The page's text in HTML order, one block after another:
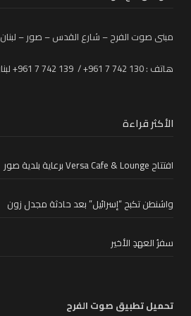
مبنى صوت الفرح – شارع القدس – صور – لبنان
هاتف : 130 742 7 961+ / 139 742 7 961+ لبنان
الأكثر قراءة
افتتاح Versa Cafe & Lounge برعاية بلدية صور
واشنطن تكبح “إسرائيل” بعد حادثة مجدل زون
سفرُ العهدِ الأخير
تحميل تطبيق صوت الفرح